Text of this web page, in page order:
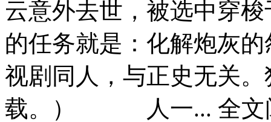
云意外去世，被选中穿
的任务就是：化解炮灰
视剧同人，与正史无关
载。） 人一... 全文阅